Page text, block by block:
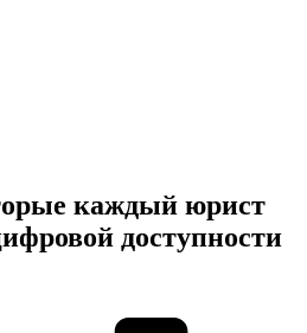
каждый юрист
доступности